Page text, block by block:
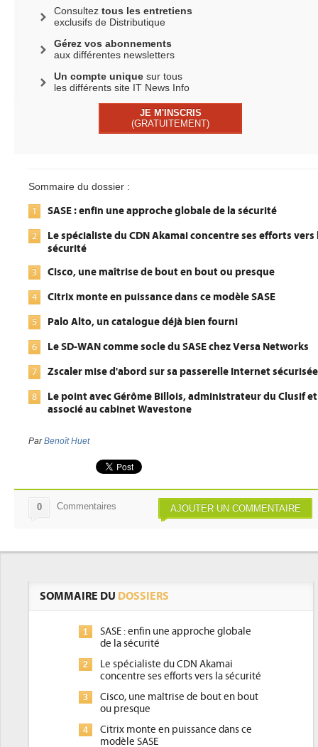
Consultez tous les entretiens
exclusifs de Distributique
Gérez vos abonnements
aux différentes newsletters
Un compte unique sur tous
les différents site IT News Info
JE M'INSCRIS
(GRATUITEMENT)
Sommaire du dossier :
1 SASE : enfin une approche globale de la sécurité
2
Le spécialiste du CDN Akamai concentre ses efforts vers
sécurité
3 Cisco, une maîtrise de bout en bout ou presque
4 Citrix monte en puissance dans ce modèle SASE
5 Palo Alto, un catalogue déjà bien fourni
6 Le SD-WAN comme socle du SASE chez Versa Networks
7 Zscaler mise d'abord sur sa passerelle Internet sécurisée
8
Le point avec Gérôme Billois, administrateur du Clusif et
associé au cabinet Wavestone
ParBenoît Huet
AJOUTER UN COMMENTAIRE
0 Commentaires
SOMMAIRE DU DOSSIERS
1
SASE : enfin une approche globale
de la sécurité
2
Le spécialiste du CDN Akamai
concentre ses efforts vers la sécurité
3
Cisco, une maîtrise de bout en bout
ou presque
4
Citrix monte en puissance dans ce
modèle SASE